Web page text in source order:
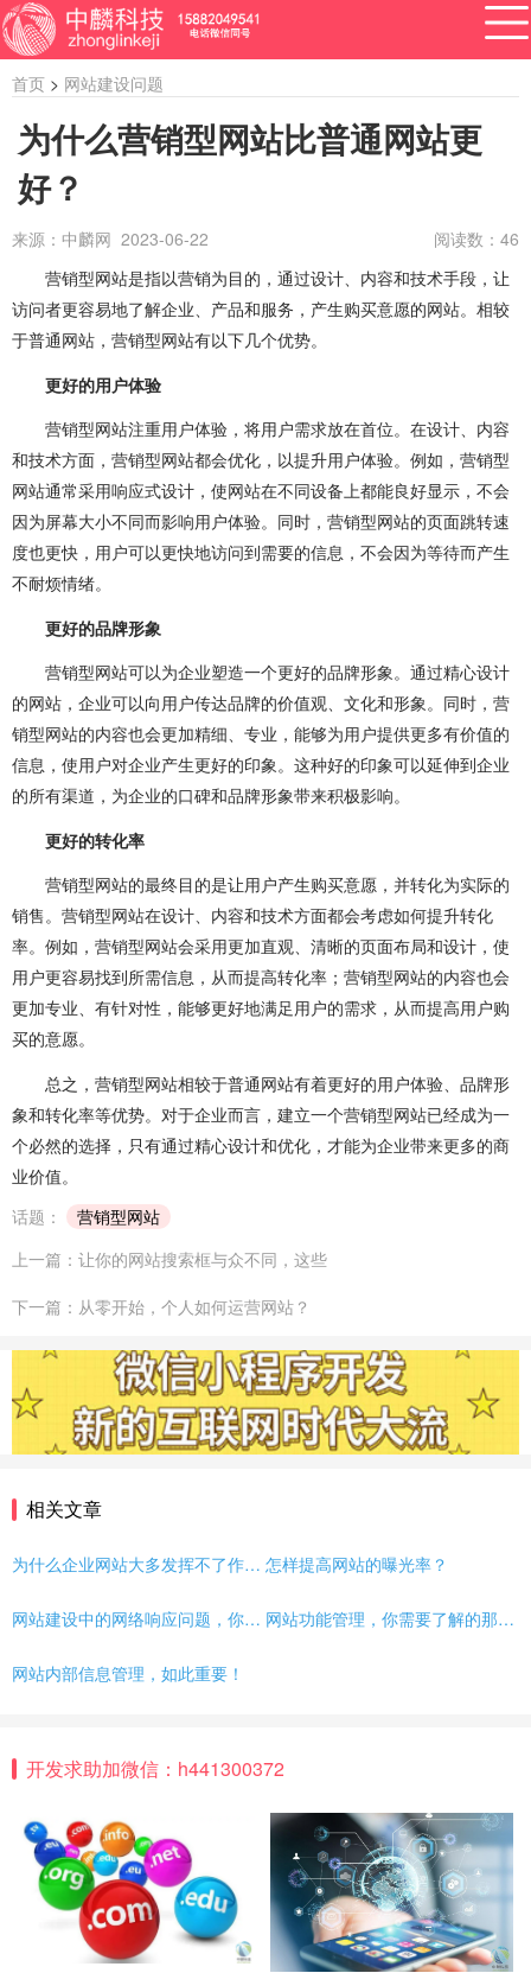
APP开发
软件开发 系统开发 管理系统开发
企业管理系统开发 公众号开发
公众号定制开发
公众号开发费用 做公众号 公众号开发问题
ERP系统开发 做ERP系统 OA系统开发
做OA系统 开发百科 APP开发 做APP
手机app制作 app开发费用 app制作费用
app开发多少钱 网站建设 做网站
企业网站建设 企业网站制作 公司网站建设
企业做网站 手机网站制作 手机网站建设
成都网站建设 成都网站制作 网站建设费用
网站建设多少钱 网站制作 网站定制
网站建设问题 企业建站 建网站 小程序开发
做小程序 企业小程序开发 企业小程序制作
小程序开发费用
首页 > 网站建设问题
为什么营销型网站比普通网站更
好？
来源：中麟网 2023-06-22 阅读数： 46
营销型网站是指以营销为目的，通过设计、内容和技术手段，让
访问者更容易地了解企业、产品和服务，产生购买意愿的网站。相较
于普通网站，营销型网站有以下几个优势。
更好的用户体验
营销型网站注重用户体验，将用户需求放在首位。在设计、内容
和技术方面，营销型网站都会优化，以提升用户体验。例如，营销型
网站通常采用响应式设计，使网站在不同设备上都能良好显示，不会
因为屏幕大小不同而影响用户体验。同时，营销型网站的页面跳转速
度也更快，用户可以更快地访问到需要的信息，不会因为等待而产生
不耐烦情绪。
更好的品牌形象
营销型网站可以为企业塑造一个更好的品牌形象。通过精心设计
的网站，企业可以向用户传达品牌的价值观、文化和形象。同时，营
销型网站的内容也会更加精细、专业，能够为用户提供更多有价值的
信息，使用户对企业产生更好的印象。这种好的印象可以延伸到企业
的所有渠道，为企业的口碑和品牌形象带来积极影响。
更好的转化率
营销型网站的最终目的是让用户产生购买意愿，并转化为实际的
销售。营销型网站在设计、内容和技术方面都会考虑如何提升转化
率。例如，营销型网站会采用更加直观、清晰的页面布局和设计，使
用户更容易找到所需信息，从而提高转化率；营销型网站的内容也会
更加专业、有针对性，能够更好地满足用户的需求，从而提高用户购
买的意愿。
总之，营销型网站相较于普通网站有着更好的用户体验、品牌形
象和转化率等优势。对于企业而言，建立一个营销型网站已经成为一
个必然的选择，只有通过精心设计和优化，才能为企业带来更多的商
业价值。
话题：
营销型网站
上一篇：让你的网站搜索框与众不同，这些
下一篇：从零开始，个人如何运营网站？
相关文章
为什么企业网站大多发挥不了作用？ 怎样提高网站的曝光率？
网站建设中的网络响应问题，你了解吗？ 网站功能管理，你需要了解的那些事儿
网站内部信息管理，如此重要！
开发求助加微信：h441300372